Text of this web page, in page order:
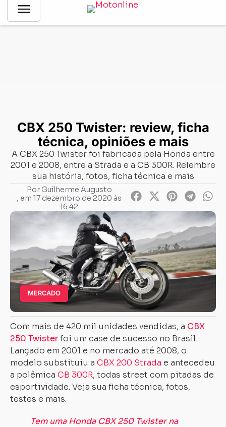
menu
Notícias
CBX 250 Twister: review, ficha técnica,
CBX 250 Twister: review, ficha
técnica, opiniões e mais
A CBX 250 Twister foi fabricada pela Honda entre
2001 e 2008, entre a Strada e a CB 300R. Relembre
sua história, fotos, ficha técnica e mais
PorGuilherme Augusto
, em 17 dezembro de 2020 às
16:42
MERCADO
Com mais de 420 mil unidades vendidas, a CBX
250 Twisterfoi um case de sucesso no Brasil.
Lançado em 2001 e no mercado até 2008, o
modelo substituiu a CBX 200 Strada e antecedeu
a polêmica CB 300R, todas street com pitadas de
esportividade. Veja sua ficha técnica, fotos,
testes e mais.
Tem uma Honda CBX 250 Twister na